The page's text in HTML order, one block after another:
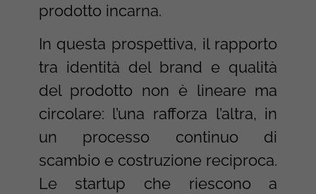
prodotto incarna.
In questa prospettiva, il rapporto
tra identità del brand e qualità
del prodotto non è lineare ma
circolare: l’una rafforza l’altra, in
un processo continuo di
scambio e costruzione reciproca.
Le startup che riescono a